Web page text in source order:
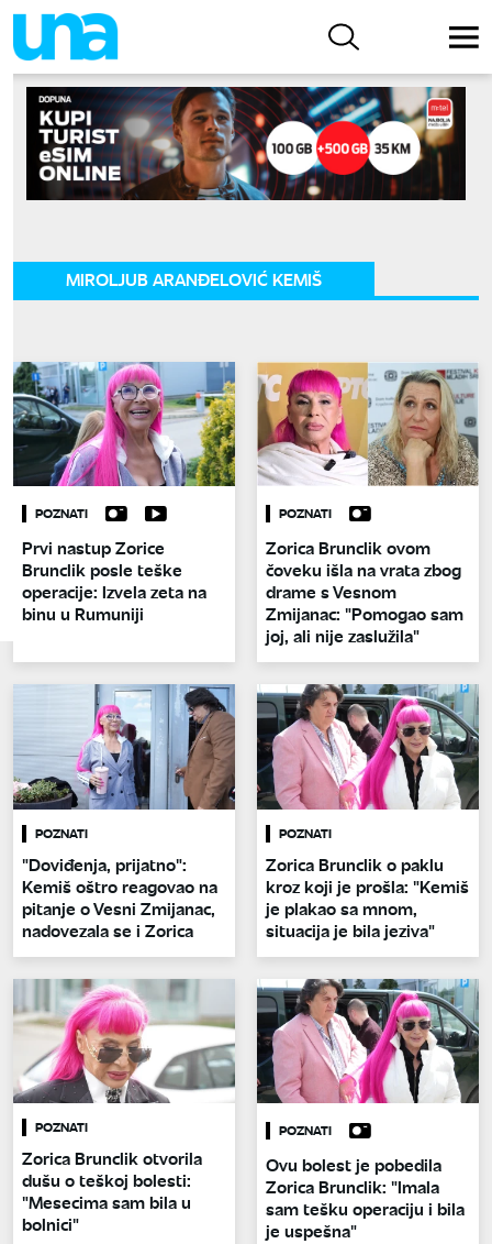
MIROLJUB ARANĐELOVIĆ KEMIŠ
POZNATI
Prvi nastup Zorice
Brunclik posle teške
operacije: Izvela zeta na
binu u Rumuniji
POZNATI
Zorica Brunclik ovom
čoveku išla na vrata zbog
drame s Vesnom
Zmijanac: "Pomogao sam
joj, ali nije zaslužila"
POZNATI
"Doviđenja, prijatno":
Kemiš oštro reagovao na
pitanje o Vesni Zmijanac,
nadovezala se i Zorica
POZNATI
Zorica Brunclik o paklu
kroz koji je prošla: "Kemiš
je plakao sa mnom,
situacija je bila jeziva"
POZNATI
Zorica Brunclik otvorila
dušu o teškoj bolesti:
"Mesecima sam bila u
bolnici"
POZNATI
Ovu bolest je pobedila
Zorica Brunclik: "Imala
sam tešku operaciju i bila
je uspešna"